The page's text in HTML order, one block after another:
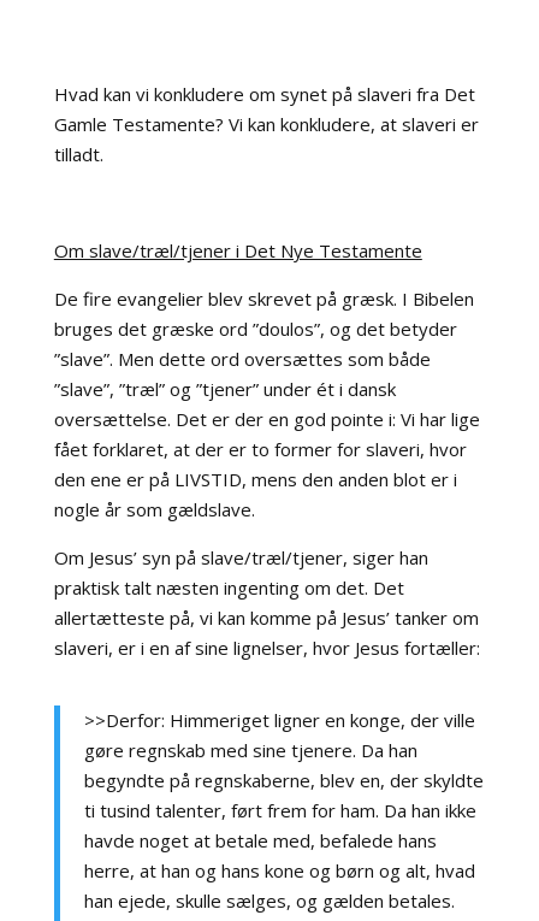
Hvad kan vi konkludere om synet på slaveri fra Det
Gamle Testamente? Vi kan konkludere, at slaveri er
tilladt.
Om slave/træl/tjener i Det Nye Testamente
De fire evangelier blev skrevet på græsk. I Bibelen
bruges det græske ord ”doulos”, og det betyder
”slave”. Men dette ord oversættes som både
”slave”, ”træl” og ”tjener” under ét i dansk
oversættelse. Det er der en god pointe i: Vi har lige
fået forklaret, at der er to former for slaveri, hvor
den ene er på LIVSTID, mens den anden blot er i
nogle år som gældslave.
Om Jesus’ syn på slave/træl/tjener, siger han
praktisk talt næsten ingenting om det. Det
allertætteste på, vi kan komme på Jesus’ tanker om
slaveri, er i en af sine lignelser, hvor Jesus fortæller:
>>Derfor: Himmeriget ligner en konge, der ville
gøre regnskab med sine tjenere. Da han
begyndte på regnskaberne, blev en, der skyldte
ti tusind talenter, ført frem for ham. Da han ikke
havde noget at betale med, befalede hans
herre, at han og hans kone og børn og alt, hvad
han ejede, skulle sælges, og gælden betales.